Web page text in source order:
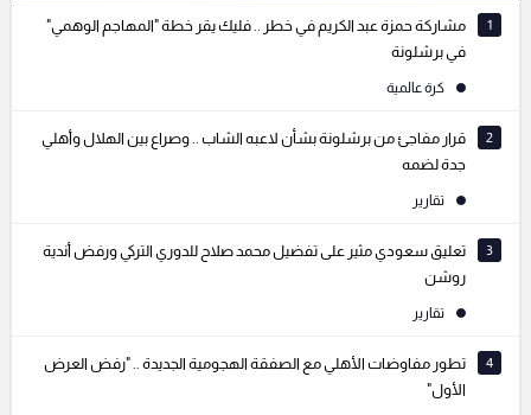
1
مشاركة حمزة عبد الكريم في خطر .. فليك يقر خطة "المهاجم الوهمي"
في برشلونة
كرة عالمية
2
قرار مفاجئ من برشلونة بشأن لاعبه الشاب .. وصراع بين الهلال وأهلي
جدة لضمه
تقارير
3
تعليق سعودي مثير على تفضيل محمد صلاح للدوري التركي ورفض أندية
روشن
تقارير
4
تطور مفاوضات الأهلي مع الصفقة الهجومية الجديدة .. "رفض العرض
الأول"